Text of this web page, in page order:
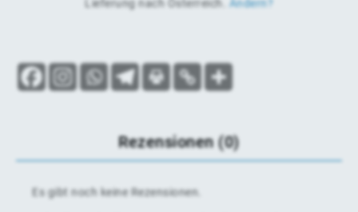
Lieferung nach Österreich Ändern?
Rezensionen (0)
Es gibt noch keine Rezensionen.